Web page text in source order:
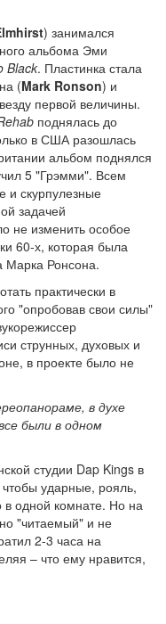
) занимался
альбома Эми
Black. Пластинка стала
(Mark Ronson) и
первой величины.
поднялась до
в США разошлась
альбом поднялся
5 "Грэмми". Всем
и скурпулезные
задачей
не изменить особое
60-х, которая была
Марка Ронсона.
практически в
"опробовав свои силы"
струнных, духовых и
в проекте было не
в духе
были в одном
студии Dap Kings в
ударные, рояль,
в одной комнате. Но на
"читаемый" и не
2-3 часа на
– что ему нравится,